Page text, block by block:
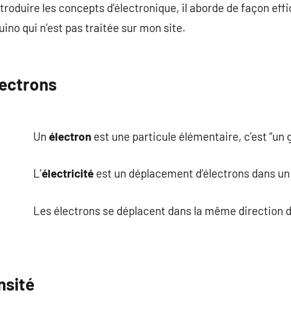
les concepts d’électronique, il aborde de façon
qui n’est pas traitée sur mon site.
Un électronest une particule élémentaire, c’est “un
L’électricitéest un déplacement d’électrons dans
Les électrons se déplacent dans la même direction